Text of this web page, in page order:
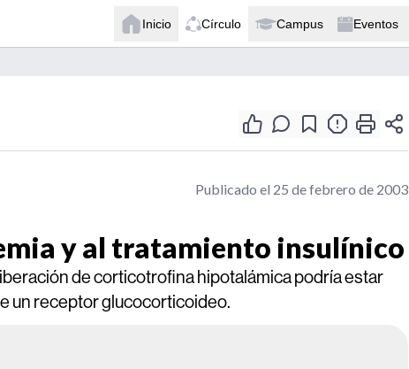
Inicio Círculo Campus Eventos
Publicado el 25 de febrero de 2003
y al tratamiento insulínico
de corticotrofina hipotalámica podría estar
un receptor glucocorticoideo.